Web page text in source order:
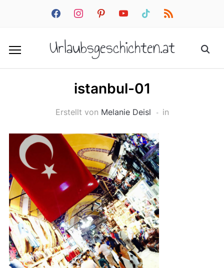
facebookinstagrampinterestyoutube tiktok rss
Urlaubsgeschichten.at
istanbul-01
Erstellt von Melanie Deisl in